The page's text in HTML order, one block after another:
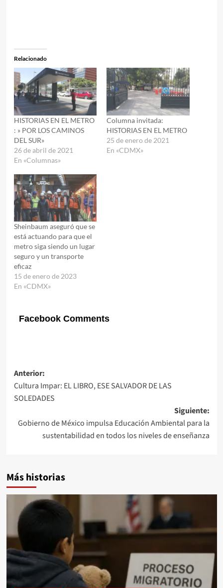
Relacionado
HISTORIAS EN EL METRO
: » POR LOS CAMINOS
DEL SUR»
26 de abril de 2021
En «Columnas»
Columna invitada:
HISTORIAS EN EL METRO
25 de enero de 2021
En «CDMX»
Sheinbaum aseguró que se
está actuando para que el
metro siga siendo un lugar
seguro y un transporte
eficaz
15 de enero de 2023
En «CDMX»
Facebook Comments
Navegación
de
entradas
Anterior:
Cultura Impar: EL LIBRO, ESE SALVADOR DE LAS
SOLEDADES
Siguiente:
Gobierno de México impulsa Educación Ambiental para la
sustentabilidad en todos los niveles de enseñanza
Más historias